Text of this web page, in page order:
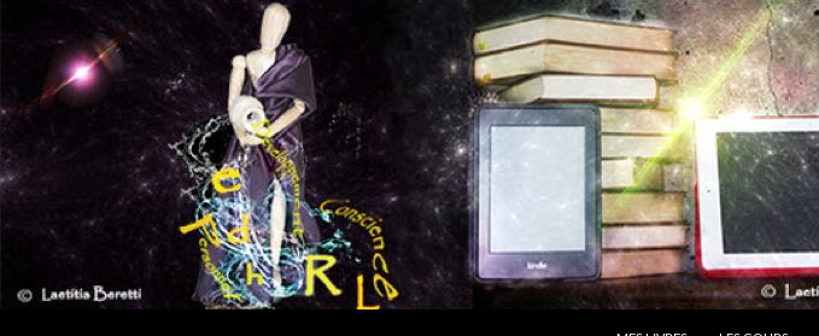
contenu